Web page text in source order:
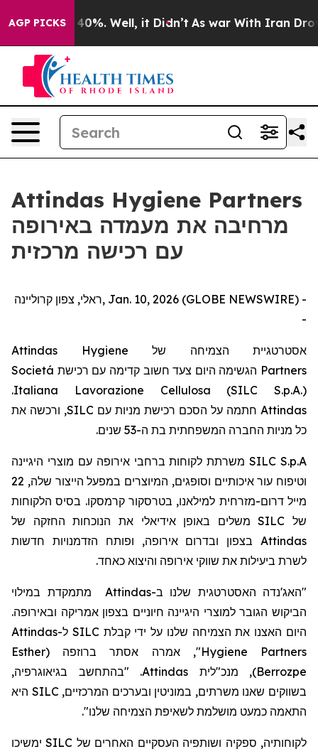
AGP PICKS
Around 40%. Well, it Didn’t As war With Iran Drove
Attindas Hygiene Partners
מרחיבה את מעמדה באירופה
עם רכישה מרכזית
ראלי, צפון קרוליינה, Jan. 10, 2026 (GLOBE NEWSWIRE) -
-
אסטרטגיית הצמיחה של Attindas Hygiene
Partners הגשימה היום צעד חשוב קדימה עם רכישת Societá
Italiana Lavorazione Cellulosa (SILC S.p.A.)
.
Attindas חתמה על הסכם רכישת מניות עם SILC, ורכשה את
כל מניות החברה המשפחתית בת ה-53
שנים.
SILC S.p.Aמשרתת לקוחות ברחבי אירופה עם מוצרי היגיינה
וטיפוח עור איכותיים וסופגים, המיוצרים במפעל הייצור שלה, 22
מיילדרום-מזרחית למילאנו, בטרסקור קרמסקו. בסיס הלקוחות
של SILCמשלים באופן אידיאלי את הנוכחות החזקה של
Attindas
בצפון ובדרום אירופה, ופותח הזדמנויות חדשות
לשרת ביעילות את שווקי אירופה והיצוא כאחד.
"האג'נדה האסטרטגית שלנו ב-Attindas
מתמקדת במילוי
הביקוש הגובר למוצרי היגיינה חיוניים בצפון אמריקה ובאירופה.
היום האצנו את הצמיחה שלנו על ידי קבלתSILC ל-Attindas
Hygiene Partners", אמרה אסתר ברוזפה (
Esther
Berrozpe
), מנכ"לית Attindas. "בהתחשב בגיאוגרפיה,
בשווקים שאנו משרתים, במוניטין ובערכים המרכזיים,SILC היא
התאמה כמעט מושלמת לשאיפת הצמיחה שלנו".
לקוחותיה, ספקיה ושותפיה העסקיים האחרים של SILCימשיכו